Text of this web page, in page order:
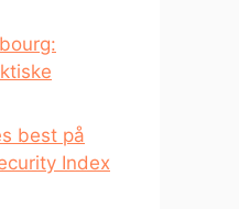
best på
Index